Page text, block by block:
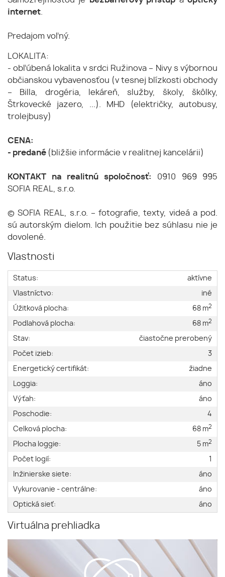
internet
Predajom voľný.
LOKALITA:
- obľúbená lokalita v srdci Ružinova – Nivy s výbornou
občianskou vybavenosťou (v tesnej blízkosti obchody
– Billa, drogéria, lekáreň, služby, školy, škôlky,
Štrkovecké jazero, ...). MHD (električky, autobusy,
trolejbusy)
CENA:
- predané (bližšie informácie v realitnej kancelárii)
KONTAKT na realitnú spoločnosť: 0910 969 995
SOFIA REAL, s.r.o.
© SOFIA REAL, s.r.o. – fotografie, texty, videá a pod.
sú autorským dielom. Ich použitie bez súhlasu nie je
dovolené.
Vlastnosti
Status:
aktívne
Vlastníctvo:
iné
Úžitková plocha:
68 m2
Podlahová plocha: 68 m2
Stav:
čiastočne prerobený
Počet izieb:
3
Energetický certifikát:
žiadne
Loggia:
áno
Výťah:
áno
Poschodie:
4
Celková plocha:
68 m2
Plocha loggie: 5 m2
Počet logií:
1
Inžinierske siete:
áno
Vykurovanie - centrálne:
áno
Optická sieť:
áno
Virtuálna prehliadka